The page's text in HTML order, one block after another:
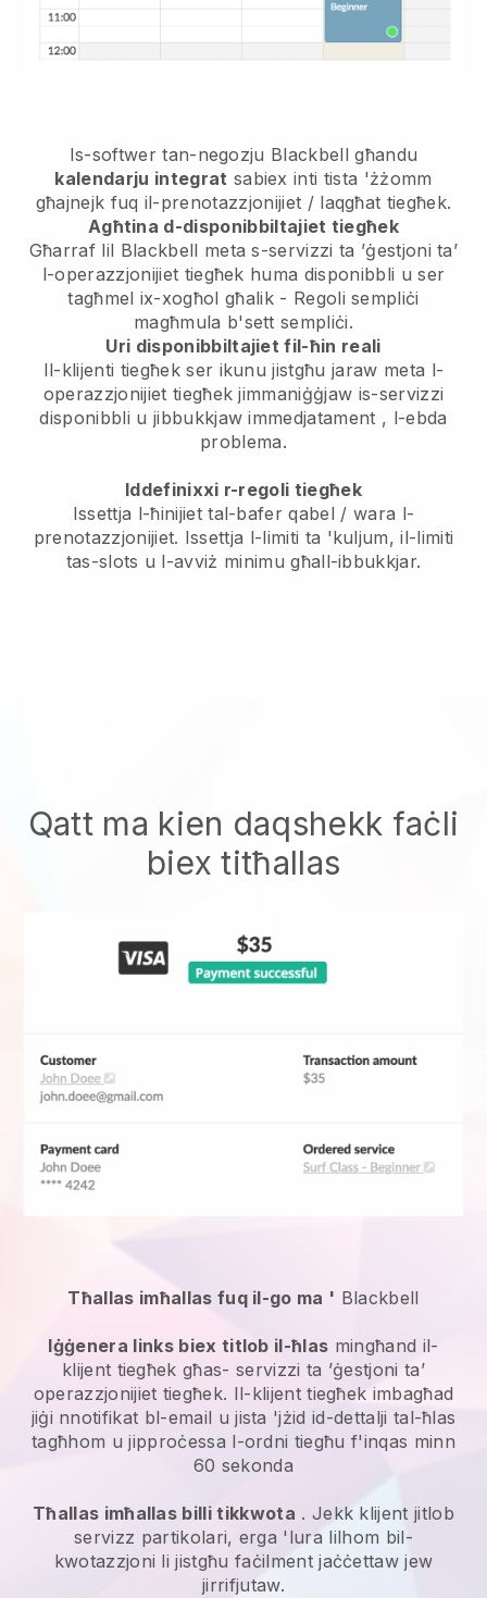
Is-softwer tan-negozju Blackbell għandu
kalendarju integrat sabiex inti tista 'żżomm
għajnejk fuq il-prenotazzjonijiet / laqgħat tiegħek.
Agħtina d-disponibbiltajiet tiegħek
Għarraf lil Blackbell meta s-servizzi ta ’ġestjoni ta’
l-operazzjonijiet tiegħek huma disponibbli u ser
tagħmel ix-xogħol għalik- Regoli sempliċi
magħmula b'sett sempliċi.
Uri disponibbiltajiet fil-ħin reali
Il-klijenti tiegħek ser ikunu jistgħu jaraw meta l-
operazzjonijiet tiegħek jimmaniġġjaw is-servizzi
disponibbli u jibbukkjaw immedjatament , l-ebda
problema.
Iddefinixxi r-regoli tiegħek
Issettja l-ħinijiet tal-bafer qabel / wara l-
prenotazzjonijiet. Issettja l-limiti ta 'kuljum, il-limiti
tas-slots u l-avviż minimu għall-ibbukkjar.
Qatt ma kien daqshekk faċli
biex titħallas
Tħallas imħallas fuq il-go ma ' Blackbell
Iġġenera links biex titlob il-ħlas mingħand il-
klijent tiegħek għas-servizzi ta ’ġestjoni ta’
operazzjonijiet tiegħek. Il-klijent tiegħek imbagħad
jiġi nnotifikat bl-email u jista 'jżid id-dettalji tal-ħlas
tagħhom u jipproċessa l-ordni tiegħu f'inqas minn
60 sekonda
Tħallas imħallas billi tikkwota . Jekk klijent jitlob
servizz partikolari, erga 'lura lilhom bil-
kwotazzjoni li jistgħu faċilment jaċċettaw jew
jirrifjutaw.